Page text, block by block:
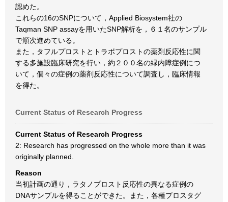
認めた。
これらの16のSNPについて，Applied Biosystem社の
Taqman SNP assayを用いたSNP解析を，６１名のサンプル
で順次進めている。
また，タフルプロストとトラボプロストの薬剤反応性に関
する多施設臨床研究を行い，約２００名の緑内障症例につ
いて，個々の症例の薬剤反応性について調査し，臨床情報
を得た。
Current Status of Research Progress
Current Status of Research Progress
2: Research has progressed on the whole more than it was
originally planned.
Reason
当初計画の通り，ラタノプロスト反応性の異なる症例の
DNAサンプルを得ることができた。また，各種プロスタグ